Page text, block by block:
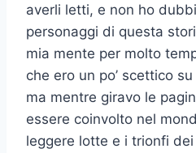
averli letti, e non ho
personaggi di questa
mia mente per molto
che ero un po’ scettico
ma mentre giravo le
essere coinvolto nel
leggere lotte e i trionfi